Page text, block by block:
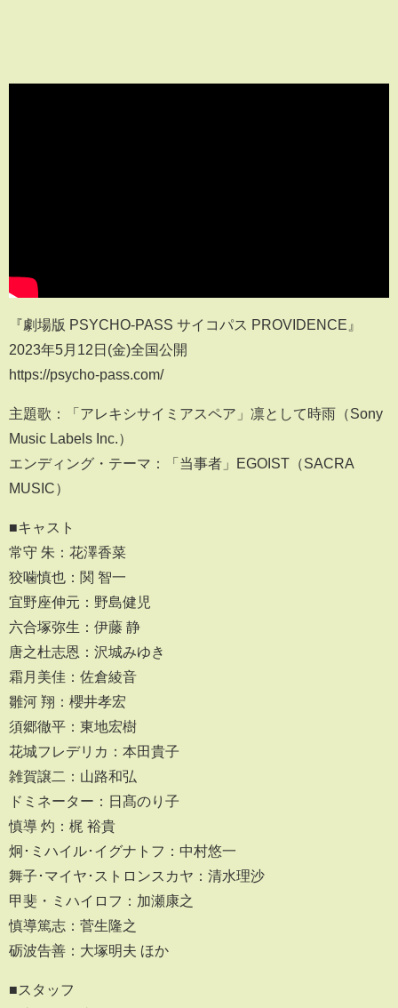
『劇場版 PSYCHO-PASS サイコパス PROVIDENCE』
2023年5月12日(金)全国公開
https://psycho-pass.com/
主題歌：「アレキシサイミアスペア」凛として時雨（Sony
Music Labels Inc.）
エンディング・テーマ：「当事者」EGOIST（SACRA
MUSIC）
■キャスト
常守 朱：花澤香菜
狡噛慎也：関 智一
宜野座伸元：野島健児
六合塚弥生：伊藤 静
唐之杜志恩：沢城みゆき
霜月美佳：佐倉綾音
雛河 翔：櫻井孝宏
須郷徹平：東地宏樹
花城フレデリカ：本田貴子
雑賀譲二：山路和弘
ドミネーター：日髙のり子
慎導 灼：梶 裕貴
炯･ミハイル･イグナトフ：中村悠⼀
舞⼦･マイヤ･ストロンスカヤ：清⽔理沙
甲斐・ミハイロフ：加瀬康之
慎導篤志：菅⽣隆之
砺波告善：大塚明夫 ほか
■スタッフ